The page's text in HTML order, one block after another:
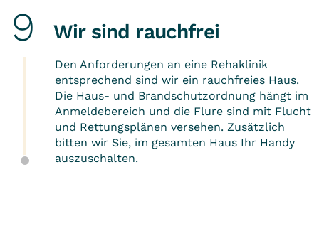
Wir sind rauchfrei
Den Anforderungen an eine Rehaklinik
entsprechend sind wir ein rauchfreies Haus.
Die Haus- und Brandschutzordnung hängt im
Anmeldebereich und die Flure sind mit Flucht
und Rettungsplänen versehen. Zusätzlich
bitten wir Sie, im gesamten Haus Ihr Handy
auszuschalten.